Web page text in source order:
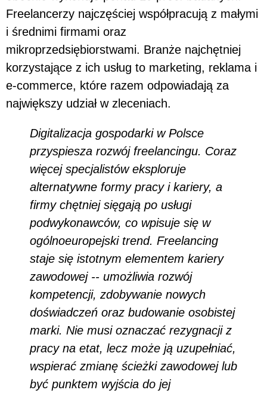
Freelancerzy najczęściej współpracują z małymi
i średnimi firmami oraz
mikroprzedsiębiorstwami. Branże najchętniej
korzystające z ich usług to marketing, reklama i
e-commerce, które razem odpowiadają za
największy udział w zleceniach.
Digitalizacja gospodarki w Polsce
przyspiesza rozwój freelancingu. Coraz
więcej specjalistów eksploruje
alternatywne formy pracy i kariery, a
firmy chętniej sięgają po usługi
podwykonawców, co wpisuje się w
ogólnoeuropejski trend. Freelancing
staje się istotnym elementem kariery
zawodowej -- umożliwia rozwój
kompetencji, zdobywanie nowych
doświadczeń oraz budowanie osobistej
marki. Nie musi oznaczać rezygnacji z
pracy na etat, lecz może ją uzupełniać,
wspierać zmianę ścieżki zawodowej lub
być punktem wyjścia do jej